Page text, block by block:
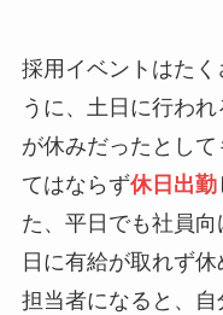
採用イベントはた
うに、土日に行わ
が休みだったとし
てはならず休日出勤
た、平日でも社員
日に有給が取れず
担当者になると、自